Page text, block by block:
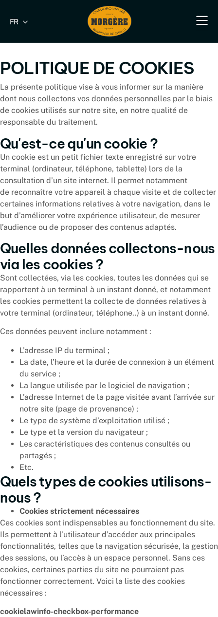
FR
EN
POLITIQUE DE COOKIES
La présente politique vise à vous informer sur la manière
dont nous collectons vos données personnelles par le biais
de cookies utilisés sur notre site, en notre qualité de
responsable du traitement.
Qu'est-ce qu'un cookie ?
Un cookie est un petit fichier texte enregistré sur votre
terminal (ordinateur, téléphone, tablette) lors de la
consultation d’un site internet. Il permet notamment
de reconnaître votre appareil à chaque visite et de collecter
certaines informations relatives à votre navigation, dans le
but d’améliorer votre expérience utilisateur, de mesurer
l’audience ou de proposer des contenus adaptés.
Quelles données collectons-nous
via les cookies ?
Sont collectées, via les cookies, toutes les données qui se
rapportent à un terminal à un instant donné, et notamment
les cookies permettent la collecte de données relatives à
votre terminal (ordinateur, téléphone..) à un instant donné.
Ces données peuvent inclure notamment :
L’adresse IP du terminal ;
La date, l’heure et la durée de connexion à un élément
du service ;
La langue utilisée par le logiciel de navigation ;
L’adresse Internet de la page visitée avant l’arrivée sur
notre site (page de provenance) ;
Le type de système d’exploitation utilisé ;
Le type et la version du navigateur ;
Les caractéristiques des contenus consultés ou
partagés ;
Etc.
Quels types de cookies utilisons-
nous ?
Cookies strictement nécessaires
Ces cookies sont indispensables au fonctionnement du site.
Ils permettent à l’utilisateur d’accéder aux principales
fonctionnalités, telles que la navigation sécurisée, la gestion
des sessions, ou l’accès à un espace personnel. Sans ces
cookies, certaines parties du site ne pourraient pas
fonctionner correctement. Voici la liste des cookies
nécessaires :
cookielawinfo-checkbox-performance